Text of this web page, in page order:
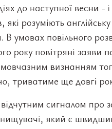
до наступної весни -
які розуміють
умовах повільного
року повітряні заяви
визнанням
триватиме ще довгі
сигналом про
який є